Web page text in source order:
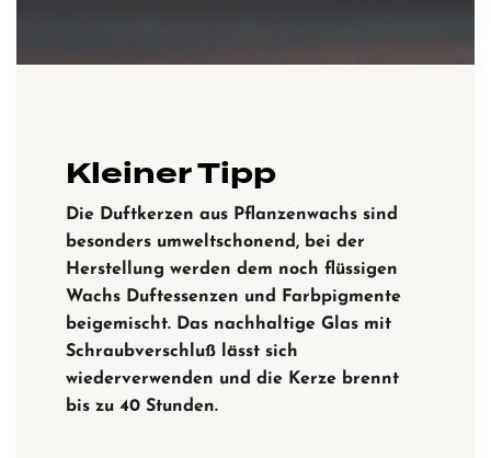
Kleiner Tipp
Die Duftkerzen aus Pflanzenwachs sind
besonders umweltschonend, bei der
Herstellung werden dem noch flüssigen
Wachs Duftessenzen und Farbpigmente
beigemischt. Das nachhaltige Glas mit
Schraubverschluß lässt sich
wiederverwenden und die Kerze brennt
bis zu 40 Stunden.